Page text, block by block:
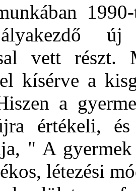
új
vett
kísérve a
a
értékeli, és
" A
létezési